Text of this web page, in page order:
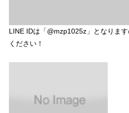
LINE IDは「@mzp1025z」となりま
ください！